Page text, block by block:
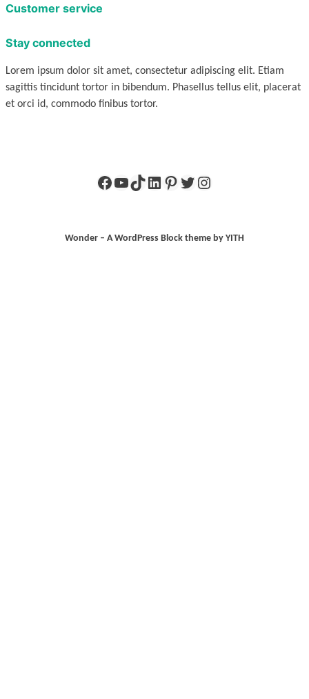
Customer service
Stay connected
Lorem ipsum dolor sit amet, consectetur adipiscing elit. Etiam
sagittis tincidunt tortor in bibendum. Phasellus tellus elit, placerat
et orci id, commodo finibus tortor.
Facebook
YouTube
TikTok
LinkedIn
Pinterest
X Instagram
Wonder – A WordPress Block theme by YITH